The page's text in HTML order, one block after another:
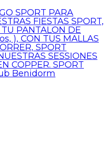
SPORT PARA
FIESTAS SPORT,
PANTALON DE
), CON TUS MALLAS
SPORT
SESSIONES
COPPER. SPORT
Benidorm